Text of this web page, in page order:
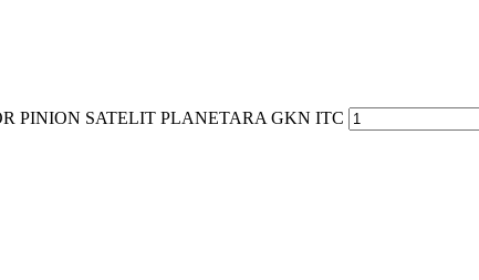
PINION SATELIT PLANETARA GKN ITC